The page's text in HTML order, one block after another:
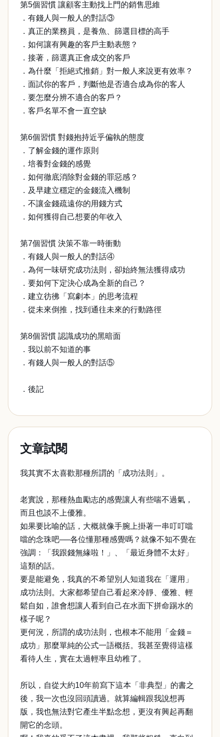
第5個習慣 讓顧客主動找上門的銷售思維
．有錢人與一般人的對話③
．真正的業務員，是養魚、篩選目標的高手
．如何讓有興趣的客戶主動表態？
．接著，篩選真正會成交的客戶
．為什麼「拒絕式推銷」對一般人來說更有效率？
．面試你的客戶，判斷他是否適合成為你的客人
．要怎麼分辨不適合的客戶？
．客戶名單不會一直空缺
第6個習慣 對錢抱持近乎偏執的態度
．了解金錢的運作原則
．培養對金錢的感覺
．如何徹底消除對金錢的罪惡感？
．及早建立穩定的金錢流入機制
．不讓金錢疏遠你的用錢方式
．如何獲得自己想要的年收入
第7個習慣 決策不靠一時衝動
．有錢人與一般人的對話④
．為何一味研究成功法則，卻始終無法獲得成功
．要如何下定決心成為全新的自己？
．建立彷彿「寫劇本」的思考流程
．從未來倒推，找到通往未來的行動路徑
第8個習慣 認識成功的黑暗面
．我以前不知道的事
．有錢人與一般人的對話⑤
．後記
文章試閱
我其實不太喜歡那種所謂的「成功法則」。
老實說，那種熱血勵志的感覺讓人有些喘不過氣，
而且也談不上優雅。
如果要比喻的話，大概就像手腕上掛著一串叮叮噹
噹的念珠吧──各位懂那種感覺嗎？就像不知不覺在
強調：「我跟錢無緣啦！」、「最近身體不太好」
這類的話。
要是能避免，我真的不希望別人知道我在「運用」
成功法則。大家都希望自己看起來冷靜、優雅、輕
鬆自如，誰會想讓人看到自己在水面下拼命踢水的
樣子呢？
更何況，所謂的成功法則，也根本不能用「金錢＝
成功」那麼單純的公式一語概括。我甚至覺得這樣
看待人生，實在太過輕率且幼稚了。
所以，自從大約10年前寫下這本「非典型」的書之
後，我一次也沒回頭讀過。就算編輯跟我說想再
版，我也無法對它產生半點念想，更沒有興起再翻
開它的念頭。